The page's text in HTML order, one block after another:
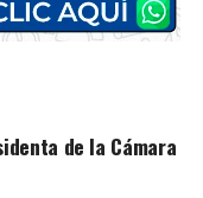
de la Cámara